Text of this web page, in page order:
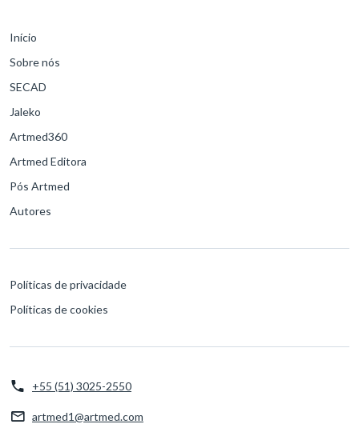
Início
Sobre nós
SECAD
Jaleko
Artmed360
Artmed Editora
Pós Artmed
Autores
Políticas de privacidade
Políticas de cookies
+55 (51) 3025-2550
artmed1@artmed.com